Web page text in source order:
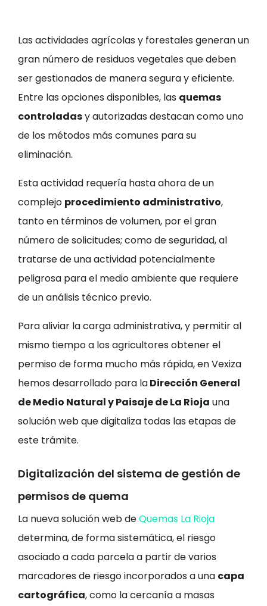
Las actividades agrícolas y forestales generan un
gran número de residuos vegetales que deben
ser gestionados de manera segura y eficiente.
Entre las opciones disponibles, las quemas
controladasy autorizadas destacan como uno
de los métodos más comunes para su
eliminación.
Esta actividad requería hasta ahora de un
complejo procedimiento administrativo,
tanto en términos de volumen, por el gran
número de solicitudes; como de seguridad, al
tratarse de una actividad potencialmente
peligrosa para el medio ambiente que requiere
de un análisis técnico previo.
Para aliviar la carga administrativa, y permitir al
mismo tiempo a los agricultores obtener el
permiso de forma mucho más rápida, en Vexiza
hemos desarrollado para laDirección General
de Medio Natural y Paisaje de La Rioja una
solución web que digitaliza todas las etapas de
este trámite.
Digitalización del sistema de gestión de
permisos de quema
La nueva solución web deQuemas La Rioja
determina, de forma sistemática, el riesgo
asociado a cada parcela a partir de varios
marcadores de riesgo incorporados a una capa
cartográfica, como la cercanía a masas